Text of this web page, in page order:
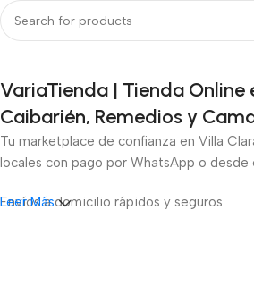
VariaTienda | Tienda Online
Caibarién, Remedios y
Tu marketplace de confianza en Villa
locales con pago por WhatsApp o desde
Envíos a domicilio rápidos y seguros.
Leer Más